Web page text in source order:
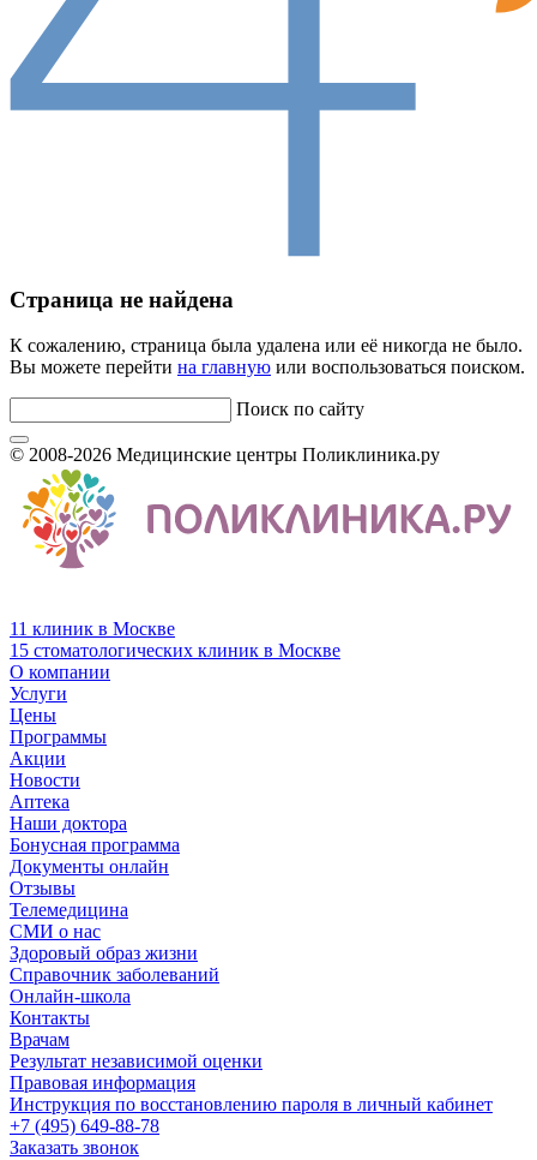
Страница не найдена
К сожалению, страница была удалена или её никогда не было.
Вы можете перейти на главную или воспользоваться поиском.
Поиск по сайту
© 2008-2026 Медицинские центры Поликлиника.ру
11 клиник в Москве
15 стоматологических клиник в Москве
О компании
Услуги
Цены
Программы
Акции
Новости
Аптека
Наши доктора
Бонусная программа
Документы онлайн
Отзывы
Телемедицина
СМИ о нас
Здоровый образ жизни
Справочник заболеваний
Онлайн-школа
Контакты
Врачам
Результат независимой оценки
Правовая информация
Инструкция по восстановлению пароля в личный кабинет
+7 (495) 649-88-78
Заказать звонок